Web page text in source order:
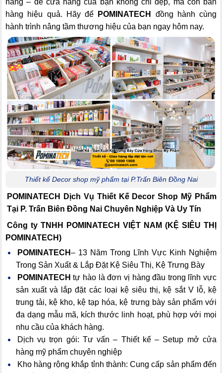
năng – để cửa hàng của bạn không chỉ đẹp, mà còn bán
hàng hiệu quả. Hãy để
POMINATECH
đồng hành cùng
hành trình nâng tầm thương hiệu của bạn ngay hôm nay.
Thiết kế Decor shop mỹ phẩm tại P.Trấn Biên Đồng Nai
POMINATECH Dịch Vụ Thiết Kế Decor Shop Mỹ Phẩm
Tại P. Trấn Biên Đồng Nai Chuyên Nghiệp Và Uy Tín
Công ty TNHH POMINATECH VIỆT NAM (KỆ SIÊU THỊ
POMINATECH)
POMINATECH– 13 Năm Trong Lĩnh Vực Kinh Nghiệm
Trong Sản Xuất & Lắp Đặt Kệ Siêu Thị, Kệ Trưng Bày
POMINATECHtự hào là đơn vị hàng đầu trong lĩnh vực
sản xuất và lắp đặt các loại kệ siêu thị, kệ sắt V lỗ, kệ
trung tải, kệ kho, kệ tạp hóa, kệ trưng bày sản phẩm với
đa dạng mẫu mã, kích thước linh hoạt, phù hợp với mọi
nhu cầu của khách hàng.
Dịch vụ trọn gói: Tư vấn – Thiết kế – Setup mở cửa
hàng mỹ phẩm chuyên nghiệp
Kho hàng rộng khắp tỉnh thành: Cung cấp sản phẩm đến